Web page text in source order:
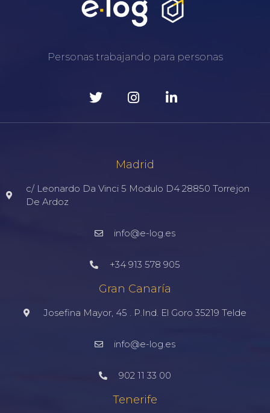
Personas trabajando para personas
Madrid
c/ Leonardo Da Vinci 5 Modulo D4 28850 Torrejon
De Ardoz
info@e-log.es
+34 913 578 905
Gran Canaría
Josefina Mayor, 45 . P.Ind. El Goro 35219 Telde
info@e-log.es
902 11 33 00
Tenerife